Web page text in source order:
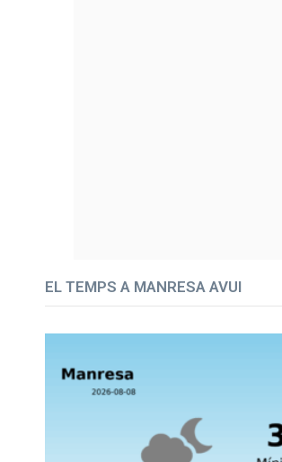
EL TEMPS A MANRESA AVUI